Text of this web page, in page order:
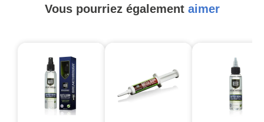
Vous pourriez également aimer